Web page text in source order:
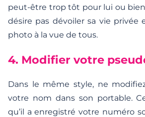
peut-être trop tôt pour lui ou
désire pas dévoiler sa vie privée
photo à la vue de tous.
4. Modifier votre
Dans le même style, ne
votre nom dans son portable.
qu’il a enregistré votre numéro